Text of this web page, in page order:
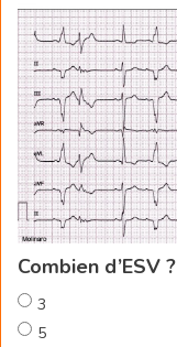
Combien d’ESV ?
3
5